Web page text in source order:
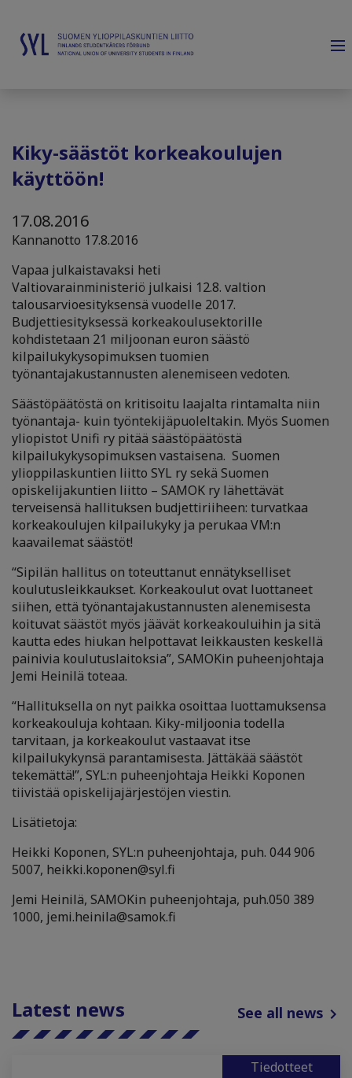
Kiky-säästöt korkeakoulujen
käyttöön!
17.08.2016
Kannanotto 17.8.2016
Vapaa julkaistavaksi heti
Valtiovarainministeriö julkaisi 12.8. valtion
talousarvioesityksensä vuodelle 2017.
Budjettiesityksessä korkeakoulusektorille
kohdistetaan 21 miljoonan euron säästö
kilpailukykysopimuksen tuomien
työnantajakustannusten alenemiseen vedoten.
Säästöpäätöstä on kritisoitu laajalta rintamalta niin
työnantaja- kuin työntekijäpuoleltakin. Myös Suomen
yliopistot Unifi ry pitää säästöpäätöstä
kilpailukykysopimuksen vastaisena. Suomen
ylioppilaskuntien liitto SYL ry sekä Suomen
opiskelijakuntien liitto – SAMOK ry lähettävät
terveisensä hallituksen budjettiriiheen: turvatkaa
korkeakoulujen kilpailukyky ja perukaa VM:n
kaavailemat säästöt!
“Sipilän hallitus on toteuttanut ennätykselliset
koulutusleikkaukset. Korkeakoulut ovat luottaneet
siihen, että työnantajakustannusten alenemisesta
koituvat säästöt myös jäävät korkeakouluihin ja sitä
kautta edes hiukan helpottavat leikkausten keskellä
painivia koulutuslaitoksia”, SAMOKin puheenjohtaja
Jemi Heinilä toteaa.
“Hallituksella on nyt paikka osoittaa luottamuksensa
korkeakouluja kohtaan. Kiky-miljoonia todella
tarvitaan, ja korkeakoulut vastaavat itse
kilpailukykynsä parantamisesta. Jättäkää säästöt
tekemättä!”, SYL:n puheenjohtaja Heikki Koponen
tiivistää opiskelijajärjestöjen viestin.
Lisätietoja:
Heikki Koponen, SYL:n puheenjohtaja, puh. 044 906
5007, heikki.koponen@syl.fi
Jemi Heinilä, SAMOKin puheenjohtaja, puh.050 389
1000, jemi.heinila@samok.fi
Latest news See all news
Tiedotteet